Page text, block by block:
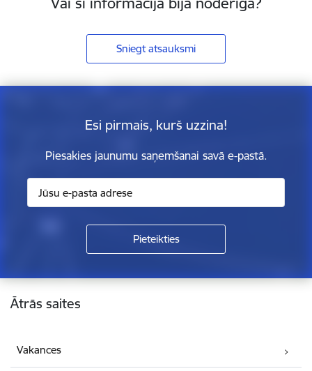
Sniegt atsauksmi
Esi pirmais, kurš uzzina!
Piesakies jaunumu saņemšanai savā e-pastā.
Kājene
Ātrās saites
Vakances